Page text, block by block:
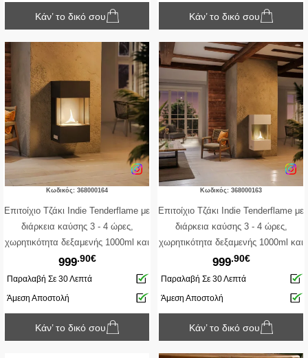
Κάν’ το δικό σου Κάν’ το δικό σου
Κωδικός: 368000164
Επιτοίχιο Tζάκι Indie Tenderflame με
διάρκεια καύσης 3 - 4 ώρες,
χωρητικότητα δεξαμενής 1000ml και
διαστάσεις 48x34x90cm - Black
999.90€
Παραλαβή Σε 30 Λεπτά
Άμεση Αποστολή
Κάν’ το δικό σου
Κωδικός: 368000163
Επιτοίχιο Tζάκι Indie Tenderflame με
διάρκεια καύσης 3 - 4 ώρες,
χωρητικότητα δεξαμενής 1000ml και
διαστάσεις 48x34x90cm - White
999.90€
Παραλαβή Σε 30 Λεπτά
Άμεση Αποστολή
Κάν’ το δικό σου